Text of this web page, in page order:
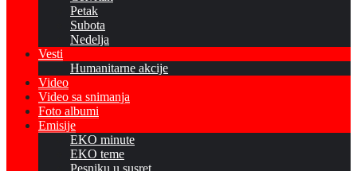
Petak
Subota
Nedelja
Vesti
Humanitarne akcije
Video
Video sa snimanja
Foto albumi
Emisije
EKO minute
EKO teme
Pesniku u susret